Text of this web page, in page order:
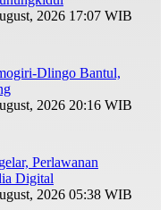
2026 17:07 WIB
Dlingo Bantul,
2026 20:16 WIB
Perlawanan
Digital
2026 05:38 WIB